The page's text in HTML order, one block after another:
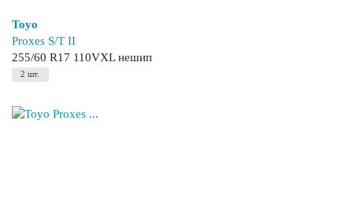
Toyo
Proxes S/T II
255/60 R17 110VXL нешип
2 шт.